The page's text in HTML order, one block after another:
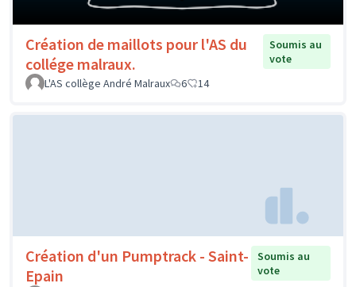
Création de maillots pour l'AS du
collége malraux.
Soumis au
vote
L'AS collège André Malraux
6 14
Création d'un Pumptrack - Saint-
Epain
Soumis au
vote